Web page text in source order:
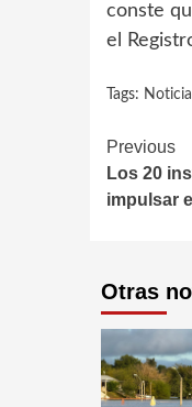
conste
el
Tags:
Previous
Los 20
impulsar
Otras